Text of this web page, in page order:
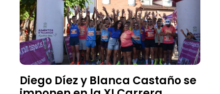
Diego Díez y Blanca Castaño se